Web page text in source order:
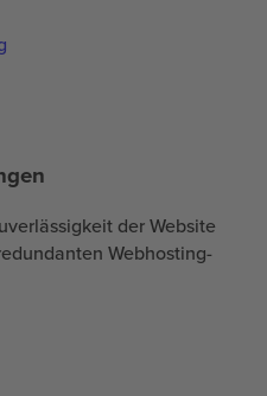
der Website
Webhosting-